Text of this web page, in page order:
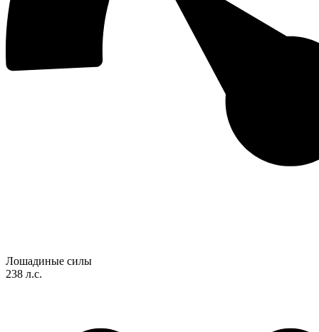
Лошадиные силы
238 л.с.